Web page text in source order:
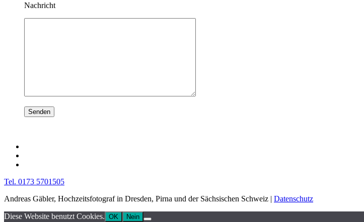
Nachricht
Tel. 0173 5701505
Andreas Gäbler, Hochzeitsfotograf in Dresden, Pirna und der Sächsischen Schweiz | Datenschutz
Diese Website benutzt Cookies. OK Nein